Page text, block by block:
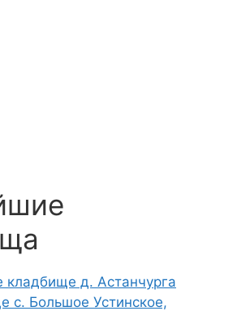
кладбище д. Астанчурга
с. Большое Устинское,